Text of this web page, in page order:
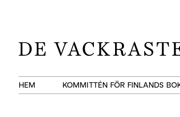
HEM KOMMITTÉN FÖR FINLANDS